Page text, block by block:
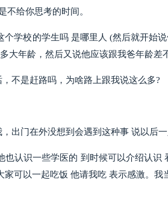
不给你思考的时间。
个学校的学生吗 是哪里人 (然后就开始
大年龄，然后又说他应该跟我爸年龄差
不是赶路吗，为啥路上跟我说这么多?
出门在外没想到会遇到这种事 说以后
也认识一些学医的 到时候可以介绍认
家可以一起吃饭 他请我吃 表示感激。